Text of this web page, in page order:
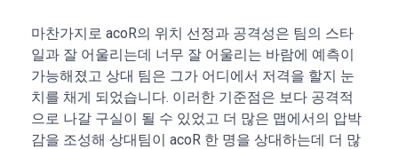
마찬가지로 acoR의 위치 선정과 공격성은 팀의 스타
일과 잘 어울리는데 너무 잘 어울리는 바람에 예측이
가능해졌고 상대 팀은 그가 어디에서 저격을 할지 눈
치를 채게 되었습니다. 이러한 기준점은 보다 공격적
으로 나갈 구실이 될 수 있었고 더 많은 맵에서의 압박
감을 조성해 상대팀이 acoR 한 명을 상대하는데 더 많